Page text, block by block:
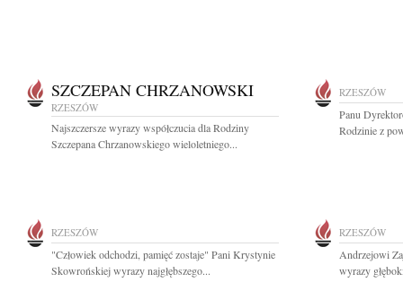
SZCZEPAN CHRZANOWSKI
RZESZÓW
Najszczersze wyrazy współczucia dla Rodziny
Szczepana Chrzanowskiego wieloletniego...
RZESZÓW
Panu
Rodzinie z
RZESZÓW
"Człowiek odchodzi, pamięć zostaje" Pani Krystynie
Skowrońskiej wyrazy najgłębszego...
RZESZÓW
Andrzejowi
wyrazy